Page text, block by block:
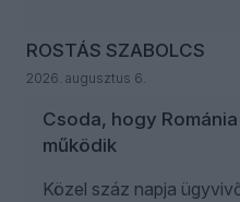
ROSTÁS SZABOLCS
2026. augusztus 6.
Csoda, hogy
működik
Közel száz napja